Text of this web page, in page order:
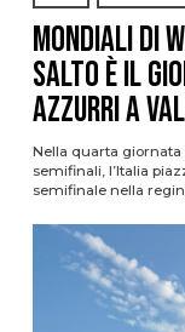
Mondiali di
Salto è il
azzurri a
Nella quarta
semifinali, l’Italia
semifinale nella